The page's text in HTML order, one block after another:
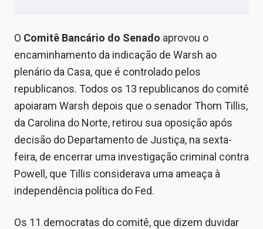
Expediente
Contato
O Comitê Bancário do Senado aprovou o
encaminhamento da indicação de Warsh ao
plenário da Casa, que é controlado pelos
republicanos. Todos os 13 republicanos do comitê
apoiaram Warsh depois que o senador Thom Tillis,
da Carolina do Norte, retirou sua oposição após
decisão do Departamento de Justiça, na sexta-
feira, de encerrar uma investigação criminal contra
Powell, que Tillis considerava uma ameaça à
independência política do Fed.
Os 11 democratas do comitê, que dizem duvidar